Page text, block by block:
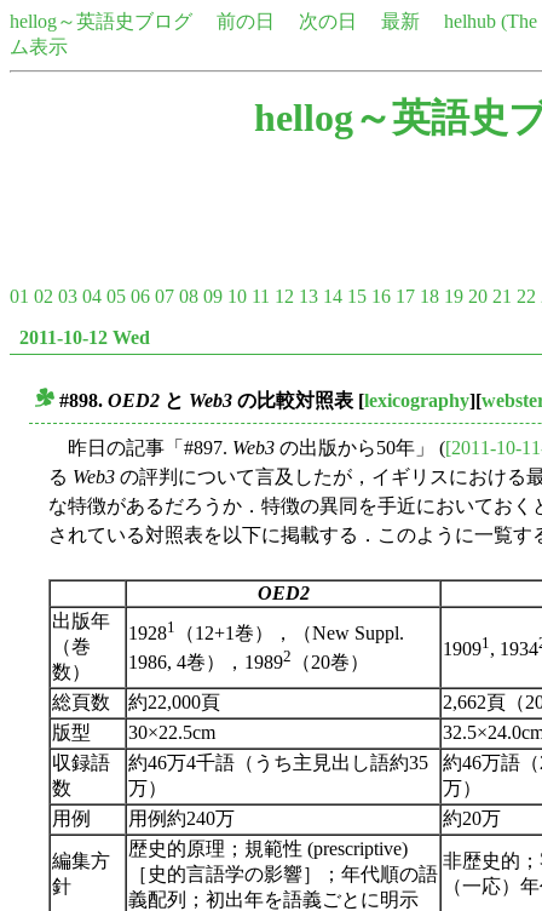
hellog～英語史ブログ 前の日 次の日 最新
helhub
ム表示
hellog～英語史
01 02 03 04 05 06 07 08 09 10 11 12 13 14 15 16 17 18 19 20 21 22
2011-10-12 Wed
#898. OED2 と Web3 の比較対照表 [lexicography][
昨日の記事「#897. Web3 の出版から50年」 ([2011-10-
る Web3 の評判について言及したが，イギリスにおける
な特徴があるだろうか．特徴の異同を手近においておく
されている対照表を以下に掲載する．このように一覧
OED2
出版年
（巻
数）
19281
（12+1巻），（New Suppl.
1986, 4巻），19892 （20巻）
19091 , 1934
総頁数 約22,000頁
2,662頁（
版型
30×22.5cm
収録語
数
約46万4千語（うち主見出し語約35
万）
約46万語
万）
用例
用例約240万 約20万
編集方
針
歴史的原理；規範性 (prescriptive)
［史的言語学の影響］；年代順の語
義配列；初出年を語義ごとに明示
非歴史的
（一応）